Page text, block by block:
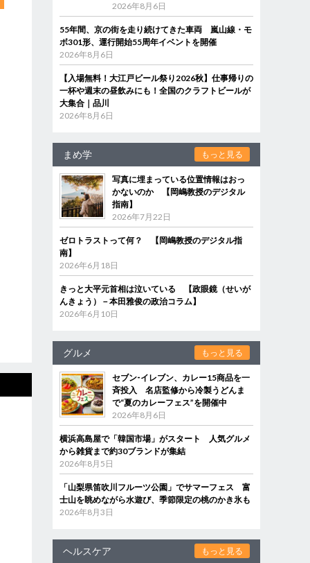
2026年8月6日
55年間、京の街を走り続けてきた車両 嵐山線・モ
ボ301形、運行開始55周年イベントを開催
2026年8月6日
【入場無料！大江戸ビール祭り2026秋】仕事帰りの
一杯や週末の昼飲みにも！全国のクラフトビールが
大集合｜品川
2026年8月6日
まめ学 もっと見る
写真に埋まっている位置情報はおっ
かないのか 【岡嶋教授のデジタル
指南】
2026年7月22日
ゼロトラストって何？ 【岡嶋教授のデジタル指
南】
2026年6月18日
きっと大平元首相は泣いている 【政眼鏡（せいが
んきょう）－本田雅俊の政治コラム】
2026年6月10日
グルメ もっと見る
セブン‐イレブン、カレー15商品を一
斉投入 名店監修から冷製うどんま
で“夏のカレーフェス”を開催中
2026年8月6日
横浜高島屋で「韓国市場」がスタート 人気グルメ
から雑貨まで約30ブランドが集結
2026年8月5日
「山梨県笛吹川フルーツ公園」でサマーフェス 富
士山を眺めながら水遊び、季節限定の桃のかき氷も
2026年8月3日
ヘルスケア もっと見る